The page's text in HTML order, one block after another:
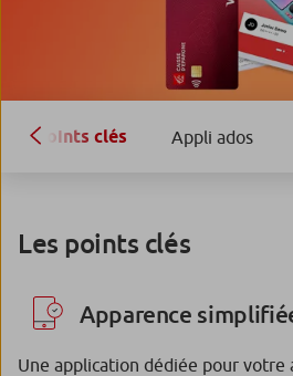
Points clés Appli ados
Les points clés
Apparence
Une application dédiée pour votre